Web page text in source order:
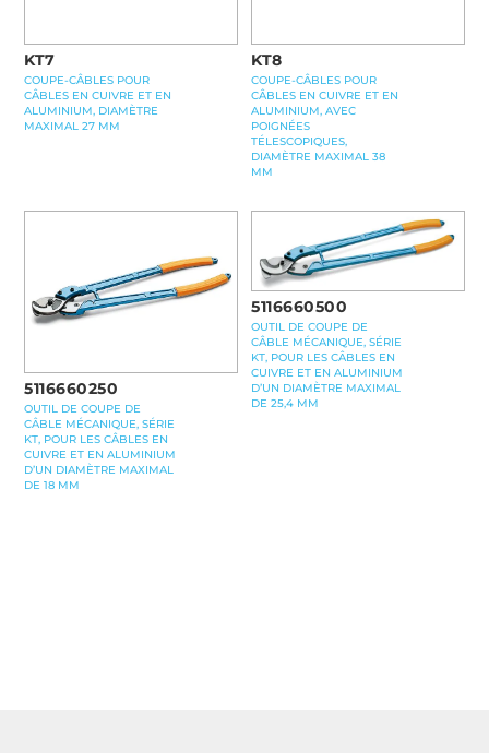
KT7
COUPE-CÂBLES POUR
CÂBLES EN CUIVRE ET EN
ALUMINIUM, DIAMÈTRE
MAXIMAL 27 MM
KT8
COUPE-CÂBLES POUR
CÂBLES EN CUIVRE ET EN
ALUMINIUM, AVEC
POIGNÉES
TÉLESCOPIQUES,
DIAMÈTRE MAXIMAL 38
MM
5116660250
OUTIL DE COUPE DE
CÂBLE MÉCANIQUE, SÉRIE
KT, POUR LES CÂBLES EN
CUIVRE ET EN ALUMINIUM
D’UN DIAMÈTRE MAXIMAL
DE 18 MM
5116660500
OUTIL DE COUPE DE
CÂBLE MÉCANIQUE, SÉRIE
KT, POUR LES CÂBLES EN
CUIVRE ET EN ALUMINIUM
D’UN DIAMÈTRE MAXIMAL
DE 25,4 MM